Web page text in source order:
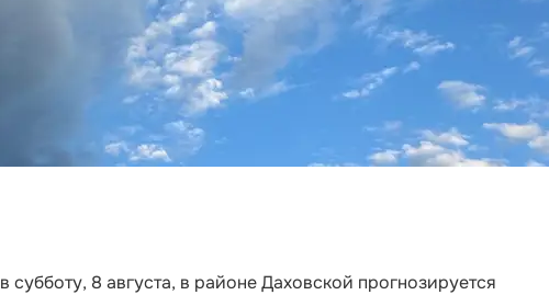
в субботу, 8 августа, в районе Даховской прогнозируется